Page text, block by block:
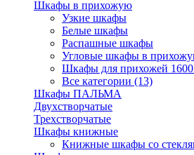
Шкафы в прихожую
Узкие шкафы
Белые шкафы
Распашные шкафы
Угловые шкафы в
Шкафы для прихожей
Все категории (13)
Шкафы ПАЛЬМА
Двухстворчатые
Трехстворчатые
Шкафы книжные
Книжные шкафы со